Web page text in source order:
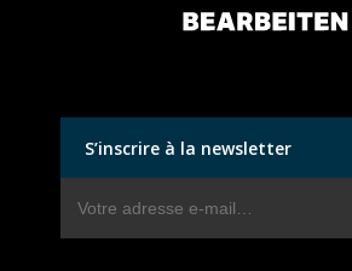
S’inscrire à la newsletter